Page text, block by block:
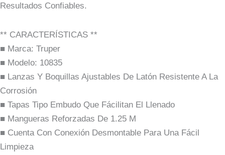
Resultados Confiables.
** CARACTERÍSTICAS **
■ Marca: Truper
■ Modelo: 10835
■ Lanzas Y Boquillas Ajustables De Latón Resistente A La
Corrosión
■ Tapas Tipo Embudo Que Fácilitan El Llenado
■ Mangueras Reforzadas De 1.25 M
■ Cuenta Con Conexión Desmontable Para Una Fácil
Limpieza